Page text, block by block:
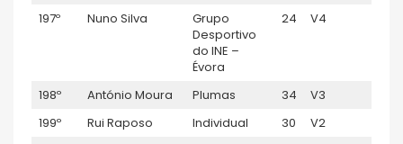
197º Nuno Silva
Grupo
Desportivo
do INE –
Évora
24 V4
198º António Moura Plumas 34 V3
199º
Rui Raposo Individual 30 V2